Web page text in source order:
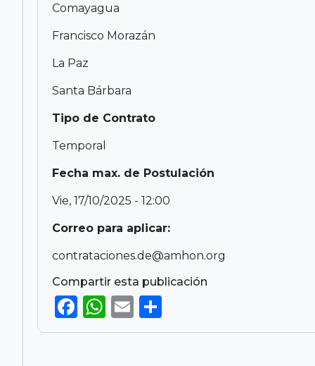
Comayagua
Francisco Morazán
La Paz
Santa Bárbara
Tipo de Contrato
Temporal
Fecha max. de Postulación
Vie, 17/10/2025 - 12:00
Correo para aplicar:
contrataciones.de@amhon.org
Compartir esta publicación
F
a
W
h
E
mh